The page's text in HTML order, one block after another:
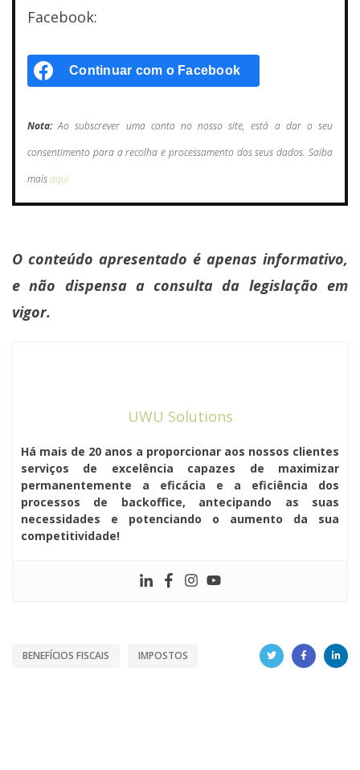
Facebook:
Continuar com o Facebook
Nota:Ao subscrever uma conta no nosso site, está a dar o seu
consentimento para a recolha e processamento dos seus dados. Saiba
maisaqui
O conteúdo apresentado é apenas informativo,
e não dispensa a consulta da legislação em
vigor.
UWU Solutions
Há mais de 20 anos a proporcionar aos nossos clientes
serviços de excelência capazes de maximizar
permanentemente a eficácia e a eficiência dos
processos de backoffice, antecipando as suas
necessidades e potenciando o aumento da sua
competitividade!
BENEFÍCIOS FISCAIS IMPOSTOS